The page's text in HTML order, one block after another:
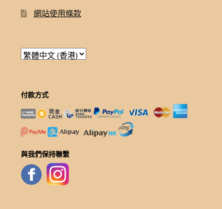
網站使用條款
付款方式
與我們保持聯繫